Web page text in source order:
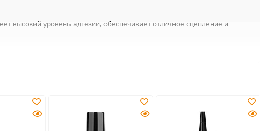
высокий уровень адгезии, обеспечивает отличное сцепление и